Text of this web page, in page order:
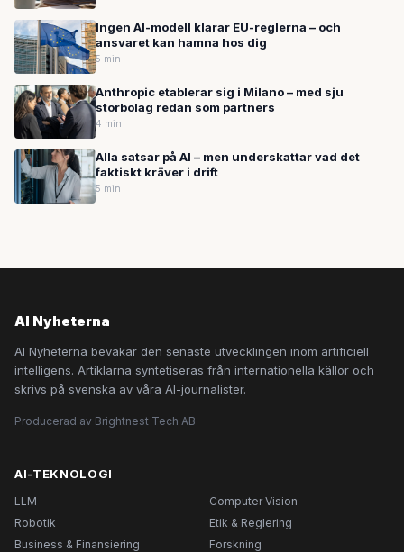
Ingen AI-modell klarar EU-reglerna – och
ansvaret kan hamna hos dig
5 min
Anthropic etablerar sig i Milano – med sju
storbolag redan som partners
4 min
Alla satsar på AI – men underskattar vad det
faktiskt kräver i drift
5 min
AI Nyheterna
AI Nyheterna bevakar den senaste utvecklingen inom artificiell
intelligens. Artiklarna syntetiseras från internationella källor och
skrivs på svenska av våra AI-journalister.
Producerad av Brightnest Tech AB
AI-TEKNOLOGI
LLM
Computer Vision
Robotik
Etik & Reglering
Business & Finansiering
Forskning